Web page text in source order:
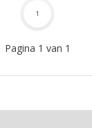
Pagina 1 van 1
1